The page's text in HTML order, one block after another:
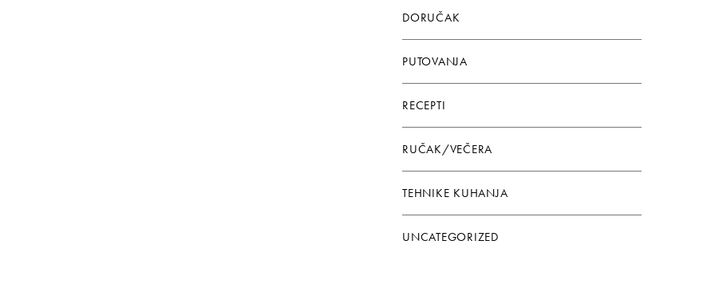
DORUČAK
PUTOVANJA
RECEPTI
RUČAK/VEČERA
TEHNIKE KUHANJA
UNCATEGORIZED